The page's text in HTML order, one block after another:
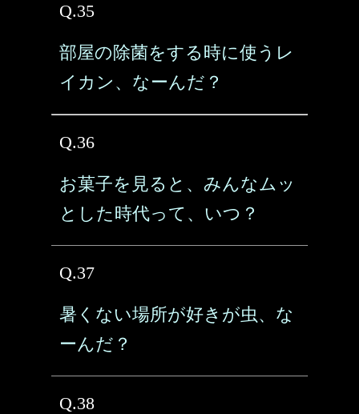
Q.35
部屋の除菌をする時に使うレ
イカン、なーんだ？
Q.36
お菓子を見ると、みんなムッ
とした時代って、いつ？
Q.37
暑くない場所が好きが虫、な
ーんだ？
Q.38